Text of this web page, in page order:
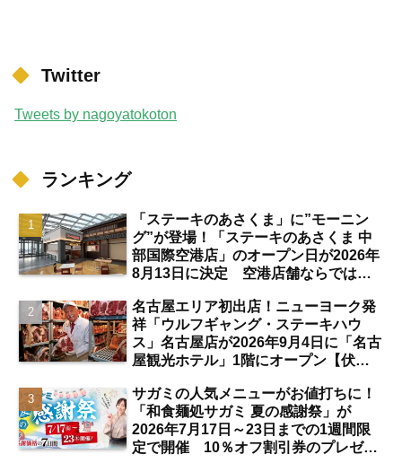
Twitter
Tweets by nagoyatokoton
ランキング
「ステーキのあさくま」に”モーニン
グ”が登場！「ステーキのあさくま 中
部国際空港店」のオープン日が2026年
8月13日に決定 空港店舗ならではの
名古屋エリア初出店！ニューヨーク発
祥「ウルフギャング・ステーキハウ
ス」名古屋店が2026年9月4日に「名古
屋観光ホテル」1階にオープン【伏
サガミの人気メニューがお値打ちに！
「和食麺処サガミ 夏の感謝祭」が
2026年7月17日～23日までの1週間限
定で開催 10％オフ割引券のプレゼン